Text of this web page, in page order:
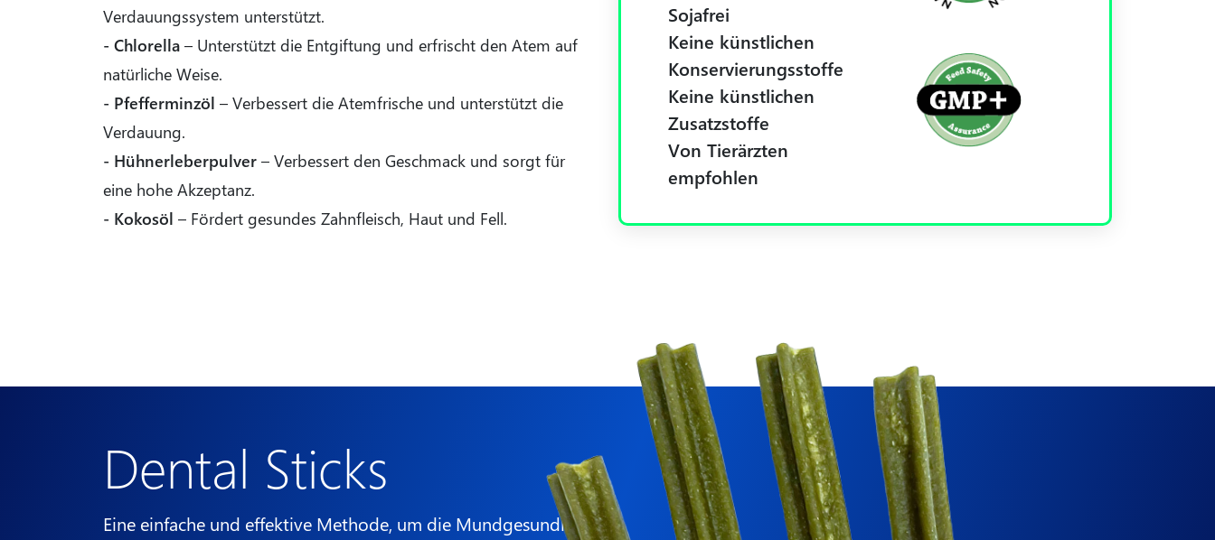
Verdauungssystem unterstützt.
- Chlorella – Unterstützt die Entgiftung und erfrischt den Atem auf
natürliche Weise.
- Pfefferminzöl – Verbessert die Atemfrische und unterstützt die
Verdauung.
- Hühnerleberpulver – Verbessert den Geschmack und sorgt für
eine hohe Akzeptanz.
- Kokosöl – Fördert gesundes Zahnfleisch, Haut und Fell.
Sojafrei
Keine künstlichen
Konservierungsstoffe
Keine künstlichen
Zusatzstoffe
Von Tierärzten
empfohlen
Dental Sticks
Eine einfache und effektive Methode, um die Mundgesundheit